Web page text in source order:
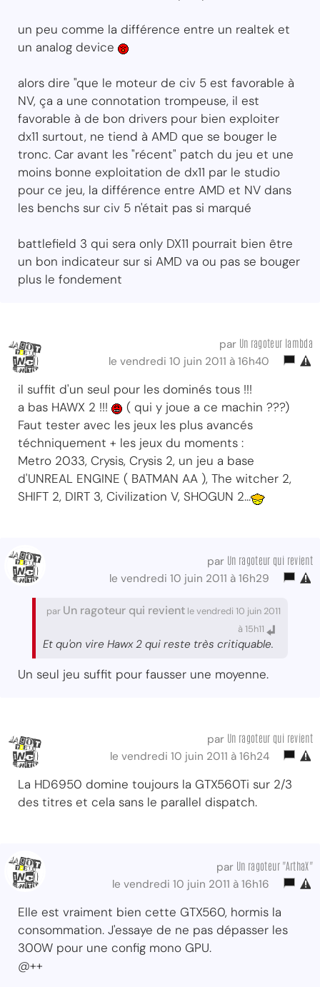
un peu comme la différence entre un realtek et
un analog device
alors dire "que le moteur de civ 5 est favorable à
NV, ça a une connotation trompeuse, il est
favorable à de bon drivers pour bien exploiter
dx11 surtout, ne tiend à AMD que se bouger le
tronc. Car avant les "récent" patch du jeu et une
moins bonne exploitation de dx11 par le studio
pour ce jeu, la différence entre AMD et NV dans
les benchs sur civ 5 n'était pas si marqué
battlefield 3 qui sera only DX11 pourrait bien être
un bon indicateur sur si AMD va ou pas se bouger
plus le fondement
par Un ragoteur lambda
le vendredi 10 juin 2011 à 16h40
il suffit d'un seul pour les dominés tous !!!
a bas HAWX 2 !!!
( qui y joue a ce machin ???)
Faut tester avec les jeux les plus avancés
téchniquement + les jeux du moments :
Metro 2033, Crysis, Crysis 2, un jeu a base
d'UNREAL ENGINE ( BATMAN AA ), The witcher 2,
SHIFT 2, DIRT 3, Civilization V, SHOGUN 2...
par Un ragoteur qui revient
le vendredi 10 juin 2011 à 16h29
par Un ragoteur qui revient le vendredi 10 juin 2011
à 15h11
Et qu'on vire Hawx 2 qui reste très critiquable.
Un seul jeu suffit pour fausser une moyenne.
par Un ragoteur qui revient
le vendredi 10 juin 2011 à 16h24
La HD6950 domine toujours la GTX560Ti sur 2/3
des titres et cela sans le parallel dispatch.
par Un ragoteur "ArthaX"
le vendredi 10 juin 2011 à 16h16
Elle est vraiment bien cette GTX560, hormis la
consommation. J'essaye de ne pas dépasser les
300W pour une config mono GPU.
@++